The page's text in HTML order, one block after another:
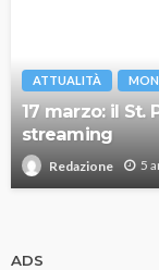
ATTUALITÀ
17 marzo: il St.
streaming
Redazione 5
ADS